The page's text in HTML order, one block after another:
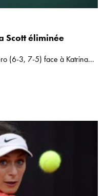
Scott éliminée
(6-3, 7-5) face à Katrina...